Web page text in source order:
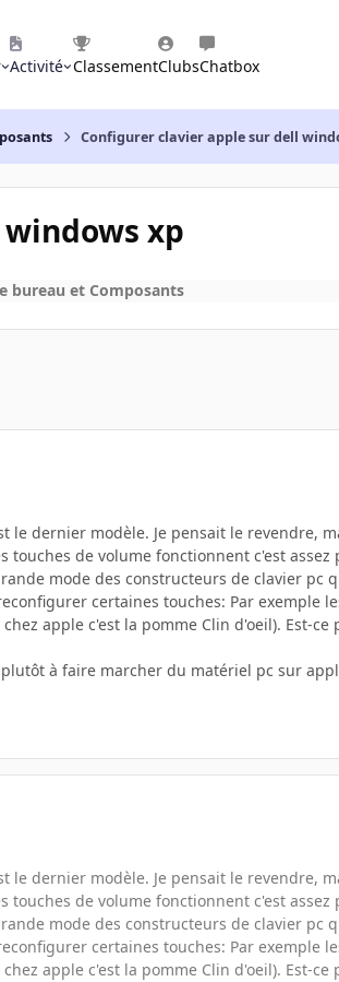
Activité ClassementClubsChatbox
Configurer clavier apple sur dell
xp
bureau et Composants
le dernier modèle. Je pensait le
touches de volume fonctionnent c'est
mode des constructeurs de clavier pc
certaines touches: Par exemple
apple c'est la pomme Clin d'oeil). Est-ce
plutôt à faire marcher du matériel pc sur
le dernier modèle. Je pensait le
touches de volume fonctionnent c'est
mode des constructeurs de clavier pc
certaines touches: Par exemple
apple c'est la pomme Clin d'oeil). Est-ce